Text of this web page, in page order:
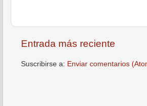
Entrada más reciente
Suscribirse a: Enviar comentarios